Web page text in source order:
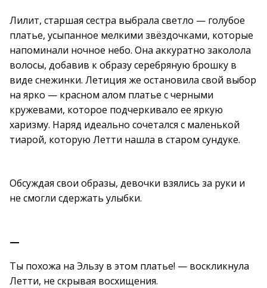
Лилит, старшая сестра выбрала светло — голубое
платье, усыпанное мелкими звёздочками, которые
напоминали ночное небо. Она аккуратно заколола
волосы, добавив к образу серебряную брошку в
виде снежинки. Летиция же остановила свой выбор
на ярко — красном алом платье с черными
кружевами, которое подчеркивало ее яркую
харизму. Наряд идеально сочетался с маленькой
тиарой, которую Летти нашла в старом сундуке.
Обсуждая свои образы, девочки взялись за руки и
не смогли сдержать улыбки.
—
Ты похожа на Эльзу в этом платье! — воскликнула
Летти, не скрывая восхищения.